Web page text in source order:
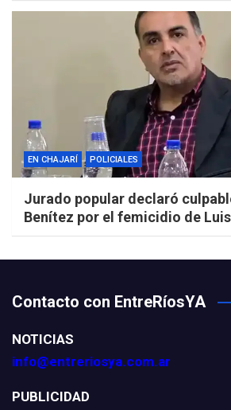
EN CHAJARÍ POLICIALES
Jurado popular declaró
Benítez por el femicidio de
Contacto con EntreRíosYA
NOTICIAS
info@entreriosya.com.ar
PUBLICIDAD